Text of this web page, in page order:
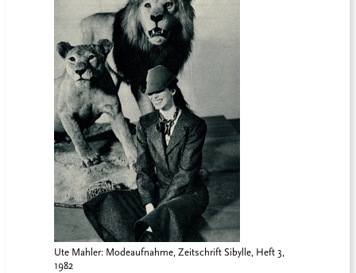
Ute Mahler: Modeaufnahme, Zeitschrift Sibylle, Heft 3,
1982